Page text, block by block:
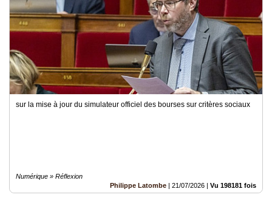
sur la mise à jour du simulateur officiel des bourses sur critères sociaux
Numérique » Réflexion
Philippe Latombe | 21/07/2026 | Vu 198181 fois